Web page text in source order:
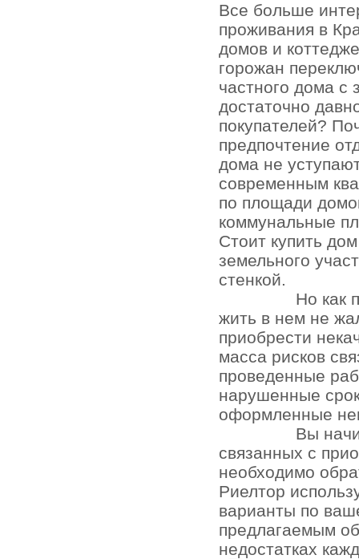
Все больше
проживания в
домов и
горожан
частного дома с
достаточно
покупателей?
предпочтение
дома не
современным
по площади
коммунальные
Стоит купить
земельного
стенкой.
Но как
жить в нем не
приобрести
масса рисков
проведенные
нарушенные
оформленные
Вы
связанных с
необходимо
Риелтор
варианты по
предлагаемым
недостатках